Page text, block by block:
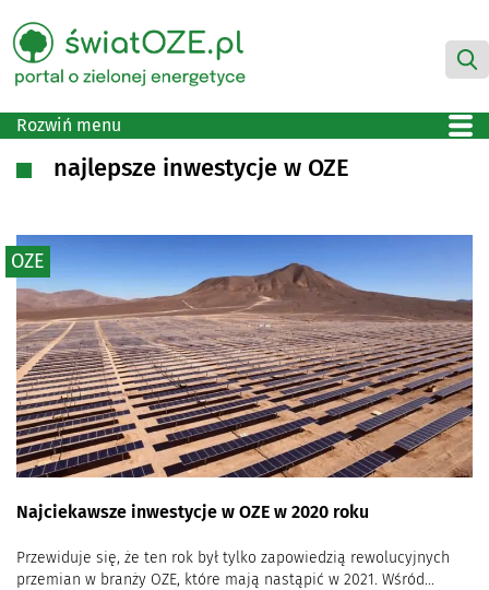
Rozwiń menu
najlepsze inwestycje w OZE
Najciekawsze inwestycje w OZE w 2020 roku
Przewiduje się, że ten rok był tylko zapowiedzią rewolucyjnych
przemian w branży OZE, które mają nastąpić w 2021. Wśród...
OZE